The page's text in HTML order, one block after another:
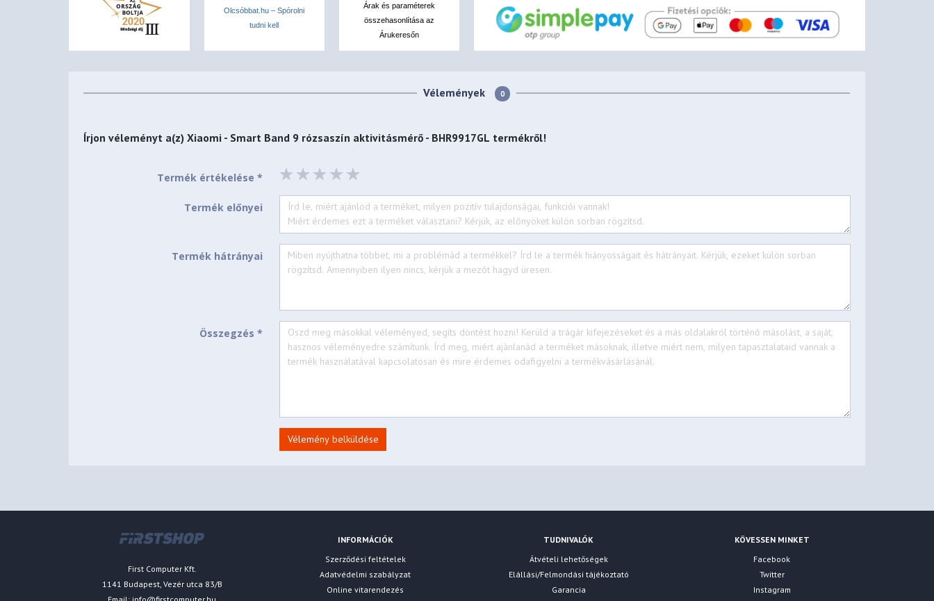
Olcsóbbat.hu – Spórolni
tudni kell
Árak és paraméterek
összehasonlítása az
Árukeresőn
Vélemények 0
Írjon véleményt a(z)Xiaomi - Smart Band 9 rózsaszín aktivitásmérő - BHR9917GL termékről!
Termék értékelése *
Termék előnyei
Termék hátrányai
Összegzés *
Vélemény belküldése
First Computer Kft.
1141 Budapest, Vezér utca 83/B
INFORMÁCIÓK
Szerződési feltételek
Adatvédelmi szabályzat
Online vitarendezés
TUDNIVALÓK
Átvételi lehetőségek
Elállási/Felmondási tájékoztató
Garancia
KÖVESSEN MINKET
Facebook
Twitter
Instagram